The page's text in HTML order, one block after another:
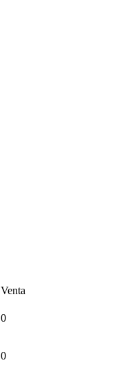
Venta
0
0